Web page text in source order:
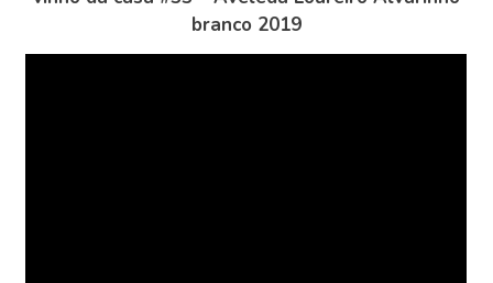
branco 2019